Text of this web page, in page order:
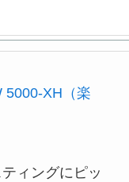
5000-XH（楽
ィングにピッ